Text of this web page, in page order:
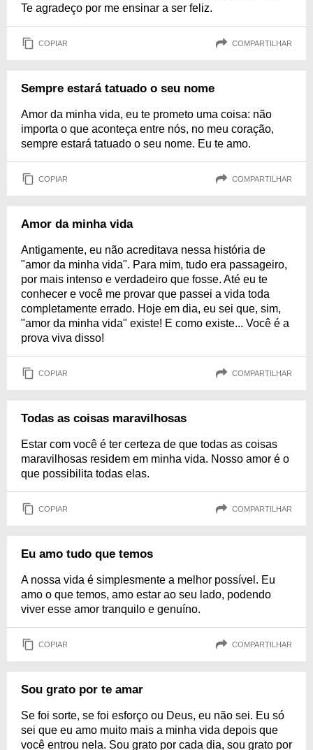
Te agradeço por me ensinar a ser feliz.
COPIAR COMPARTILHAR
Sempre estará tatuado o seu nome
Amor da minha vida, eu te prometo uma coisa: não
importa o que aconteça entre nós, no meu coração,
sempre estará tatuado o seu nome. Eu te amo.
COPIAR COMPARTILHAR
Amor da minha vida
Antigamente, eu não acreditava nessa história de
"amor da minha vida". Para mim, tudo era passageiro,
por mais intenso e verdadeiro que fosse. Até eu te
conhecer e você me provar que passei a vida toda
completamente errado. Hoje em dia, eu sei que, sim,
"amor da minha vida" existe! E como existe... Você é a
prova viva disso!
COPIAR COMPARTILHAR
Todas as coisas maravilhosas
Estar com você é ter certeza de que todas as coisas
maravilhosas residem em minha vida. Nosso amor é o
que possibilita todas elas.
COPIAR COMPARTILHAR
Eu amo tudo que temos
A nossa vida é simplesmente a melhor possível. Eu
amo o que temos, amo estar ao seu lado, podendo
viver esse amor tranquilo e genuíno.
COPIAR COMPARTILHAR
Sou grato por te amar
Se foi sorte, se foi esforço ou Deus, eu não sei. Eu só
sei que eu amo muito mais a minha vida depois que
você entrou nela. Sou grato por cada dia, sou grato por